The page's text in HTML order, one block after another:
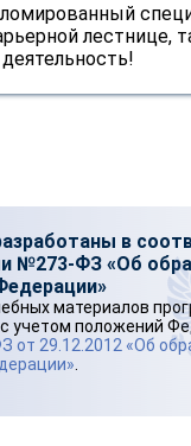
лестнице,
в
№273-ФЗ «Об
материалов
учетом положений
от 29.12.2012 «Об